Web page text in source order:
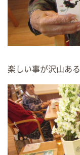
楽しい事が沢山あ